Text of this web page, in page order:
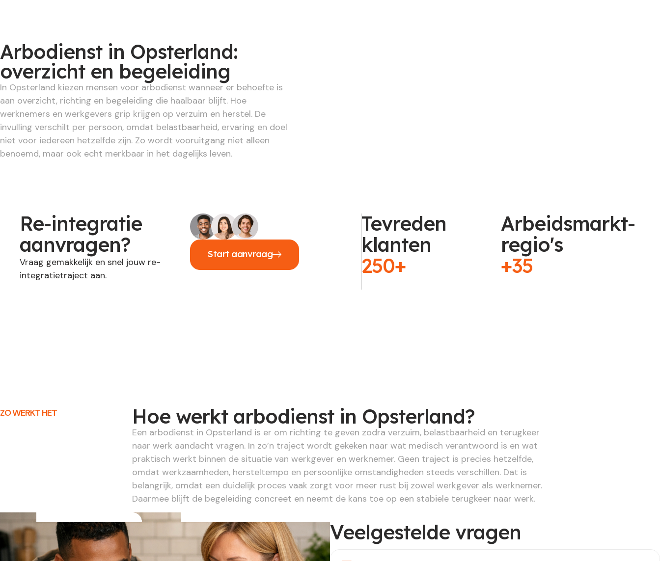
Arbodienst in Opsterland:
overzicht en begeleiding
In Opsterland kiezen mensen voor arbodienst wanneer er behoefte is
aan overzicht, richting en begeleiding die haalbaar blijft. Hoe
werknemers en werkgevers grip krijgen op verzuim en herstel. De
invulling verschilt per persoon, omdat belastbaarheid, ervaring en doel
niet voor iedereen hetzelfde zijn. Zo wordt vooruitgang niet alleen
benoemd, maar ook echt merkbaar in het dagelijks leven.
Re-integratie
aanvragen?
Vraag gemakkelijk en snel jouw re-
integratietraject aan.
Start aanvraag
Tevreden
klanten
250+
Arbeidsmarkt-
regio's
+35
ZO WERKT HET Hoe werkt arbodienst in Opsterland?
Een arbodienst in Opsterland is er om richting te geven zodra verzuim, belastbaarheid en terugkeer
naar werk aandacht vragen. In zo’n traject wordt gekeken naar wat medisch verantwoord is en wat
praktisch werkt binnen de situatie van werkgever en werknemer. Geen traject is precies hetzelfde,
omdat werkzaamheden, hersteltempo en persoonlijke omstandigheden steeds verschillen. Dat is
belangrijk, omdat een duidelijk proces vaak zorgt voor meer rust bij zowel werkgever als werknemer.
Daarmee blijft de begeleiding concreet en neemt de kans toe op een stabiele terugkeer naar werk.
Veelgestelde vragen